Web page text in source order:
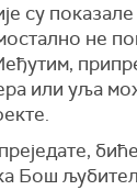
су
не
или уља
Бош